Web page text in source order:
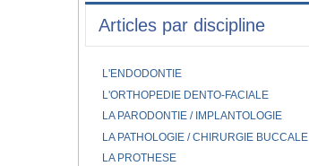
Articles par discipline
L'ENDODONTIE
L'ORTHOPEDIE DENTO-FACIALE
LA PARODONTIE / IMPLANTOLOGIE
LA PATHOLOGIE / CHIRURGIE BUCCALE
LA PROTHESE